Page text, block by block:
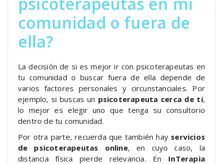
comunidad o fuera de
ella?
La decisión de si es mejor ir con psicoterapeutas en
tu comunidad o buscar fuera de ella depende de
varios factores personales y circunstanciales. Por
ejemplo, si buscas un psicoterapeuta cerca de ti,
lo mejor es elegir uno que tenga su consultorio
dentro de tu comunidad.
Por otra parte, recuerda que también hay servicios
de psicoterapeutas online, en cuyo caso, la
distancia física pierde relevancia. En InTerapia